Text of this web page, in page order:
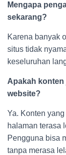
Mengapa
sekarang?
Karena banyak
situs tidak
keseluruhan
Apakah
website?
Ya. Konten
halaman terasa
Pengguna bisa
tanpa merasa